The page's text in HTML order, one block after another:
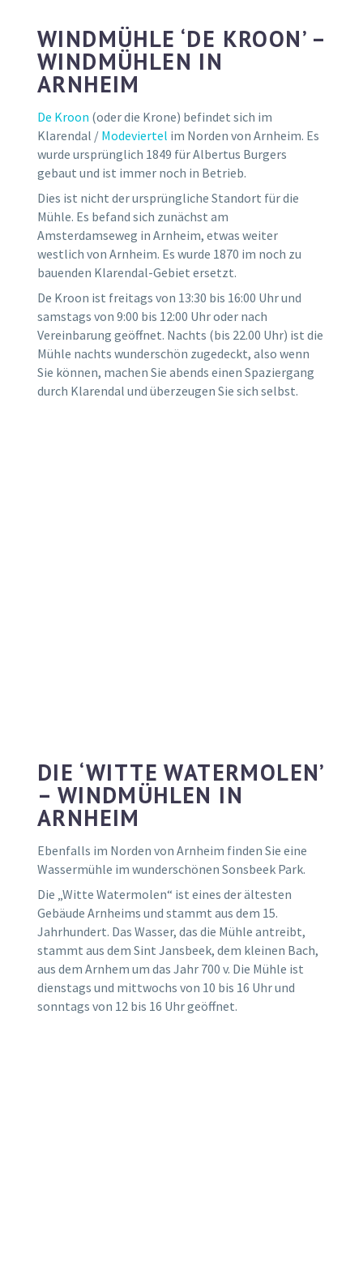
WINDMÜHLE ‘DE KROON’ –
WINDMÜHLEN IN
ARNHEIM
De Kroon (oder die Krone) befindet sich im
Klarendal / Modeviertel im Norden von Arnheim. Es
wurde ursprünglich 1849 für Albertus Burgers
gebaut und ist immer noch in Betrieb.
Dies ist nicht der ursprüngliche Standort für die
Mühle. Es befand sich zunächst am
Amsterdamseweg in Arnheim, etwas weiter
westlich von Arnheim. Es wurde 1870 im noch zu
bauenden Klarendal-Gebiet ersetzt.
De Kroon ist freitags von 13:30 bis 16:00 Uhr und
samstags von 9:00 bis 12:00 Uhr oder nach
Vereinbarung geöffnet. Nachts (bis 22.00 Uhr) ist die
Mühle nachts wunderschön zugedeckt, also wenn
Sie können, machen Sie abends einen Spaziergang
durch Klarendal und überzeugen Sie sich selbst.
DIE ‘WITTE WATERMOLEN’
– WINDMÜHLEN IN
ARNHEIM
Ebenfalls im Norden von Arnheim finden Sie eine
Wassermühle im wunderschönen Sonsbeek Park.
Die „Witte Watermolen“ ist eines der ältesten
Gebäude Arnheims und stammt aus dem 15.
Jahrhundert. Das Wasser, das die Mühle antreibt,
stammt aus dem Sint Jansbeek, dem kleinen Bach,
aus dem Arnhem um das Jahr 700 v. Die Mühle ist
dienstags und mittwochs von 10 bis 16 Uhr und
sonntags von 12 bis 16 Uhr geöffnet.